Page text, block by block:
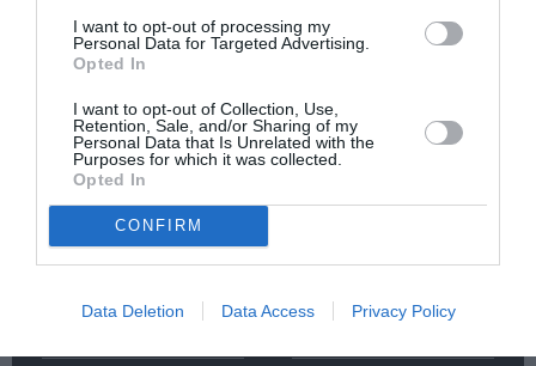
I want to opt-out of processing my
Personal Data for Targeted Advertising.
Opted In
I want to opt-out of Collection, Use,
Retention, Sale, and/or Sharing of my
Personal Data that Is Unrelated with the
Purposes for which it was collected.
Opted In
CONFIRM
Data Deletion Data Access Privacy Policy
Brand New Day”
κάνει πρεμιέρα τον
Σεπτέμβριο